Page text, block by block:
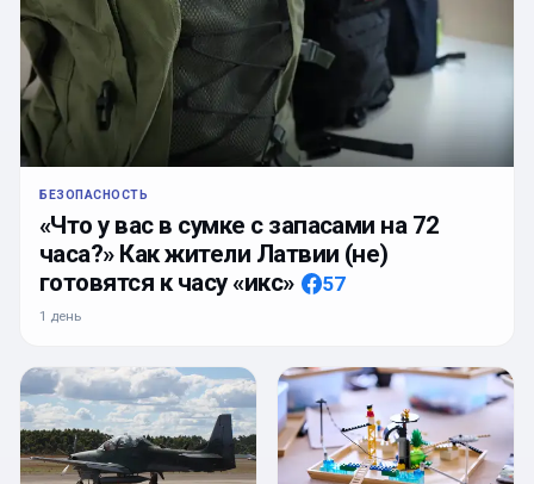
БЕЗОПАСНОСТЬ
«Что у вас в сумке с запасами на 72
часа?» Как жители Латвии (не)
готовятся к часу «икс»
57
1 день